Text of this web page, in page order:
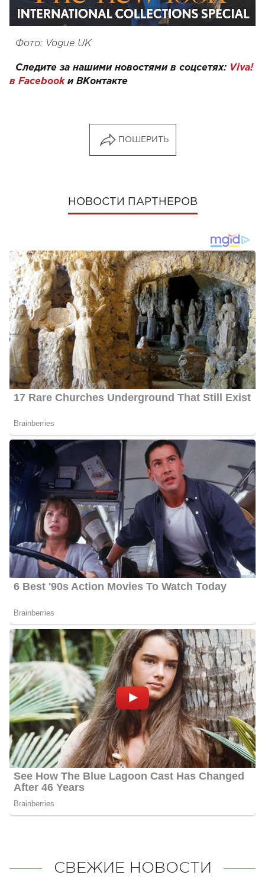
Фото: Vogue UK
Следите за нашими новостями в соцсетях: Viva!
в Facebookи ВКонтакте
ПОШЕРИТЬ
НОВОСТИ ПАРТНЕРОВ
СВЕЖИЕ НОВОСТИ